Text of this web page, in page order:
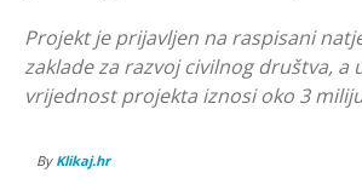
Projekt je prijavljen na raspisani
zaklade za razvoj civilnog društva, a
vrijednost projekta iznosi oko 3
By Klikaj.hr